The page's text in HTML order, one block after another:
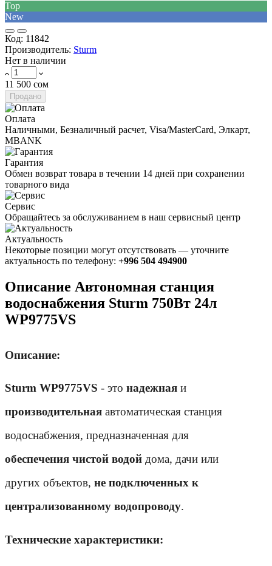
Top
New
Код: 11842
Производитель: Sturm
Нет в наличии
11 500 сом
Продано
Оплата
Наличными, Безналичный расчет, Visa/MasterCard, Элкарт,
MBANK
Гарантия
Обмен возврат товара в течении 14 дней при сохранении
товарного вида
Сервис
Обращайтесь за обслуживанием в наш сервисный центр
Актуальность
Некоторые позиции могут отсутствовать — уточните
актуальность по телефону: +996 504 494900
Описание Автономная станция
водоснабжения Sturm 750Вт 24л
WP9775VS
Описание:
Sturm WP9775VS - это надежная
производительная автоматическая станция
обеспечения чистой водой дома, дачи или
других объектов, не подключенных к
централизованному водопроводу.
Технические характеристики: